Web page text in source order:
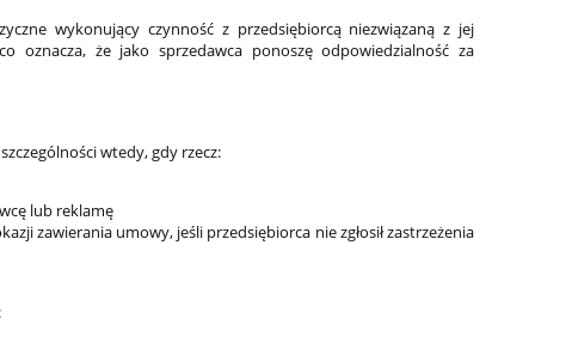
wykonujący czynność z przedsiębiorcą niezwiązaną z jej
oznacza, że jako sprzedawca ponoszę odpowiedzialność za
wtedy, gdy rzecz:
lub reklamę
zawierania umowy, jeśli przedsiębiorca nie zgłosił zastrzeżenia